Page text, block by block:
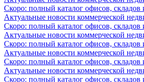
Скоро: полный каталог офисов,
Актуальные новости коммерческой
Скоро: полный каталог офисов,
Актуальные новости коммерческой
Скоро: полный каталог офисов,
Актуальные новости коммерческой
Скоро: полный каталог офисов,
Актуальные новости коммерческой
Скоро: полный каталог офисов,